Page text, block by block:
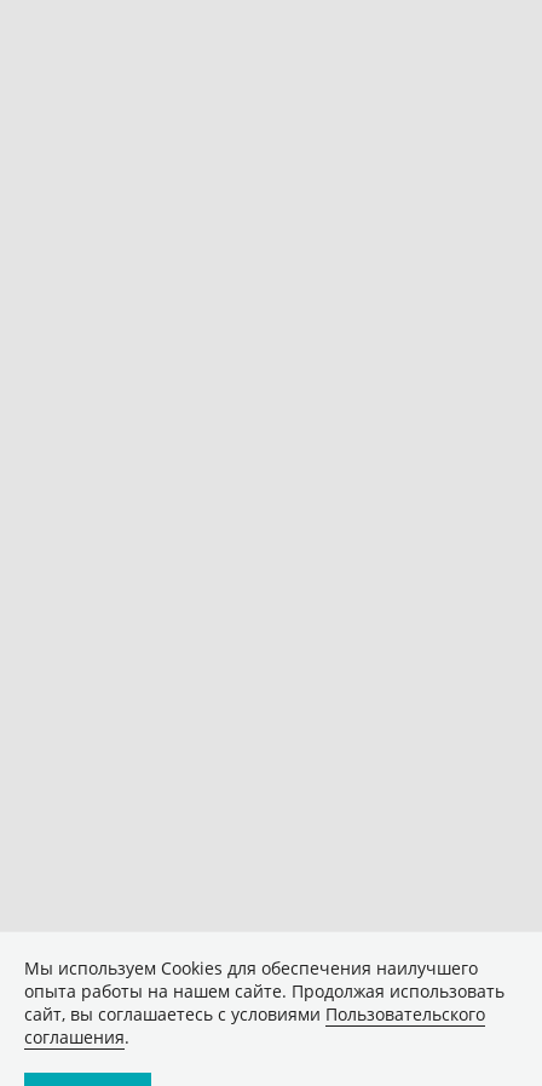
Мы используем Сookies для обеспечения наилучшего
опыта работы на нашем сайте. Продолжая использовать
сайт, вы соглашаетесь с условиями Пользовательского
соглашения.